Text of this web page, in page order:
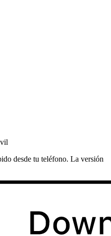
desde tu teléfono. La versión